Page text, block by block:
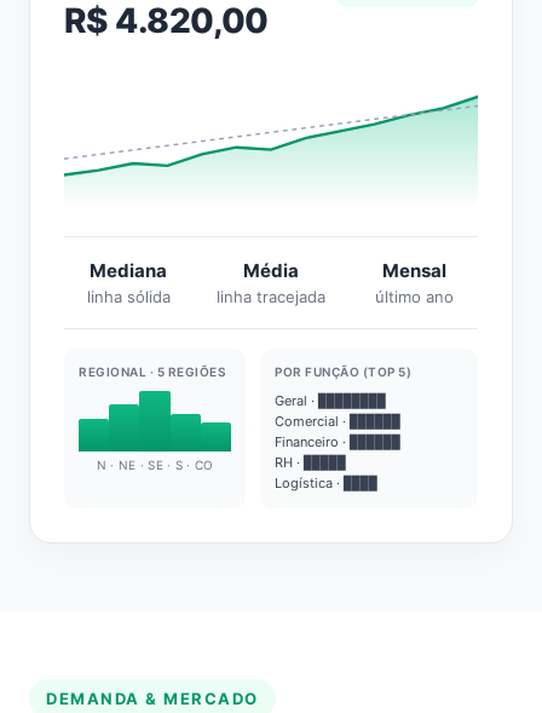
R$ 4.820,00
Mediana
linha sólida
Média
linha tracejada
Mensal
último ano
REGIONAL · 5 REGIÕES
N · NE · SE · S · CO
POR FUNÇÃO (TOP 5)
Geral · ████████
Comercial · ██████
Financeiro · ██████
RH · █████
Logística · ████
DEMANDA & MERCADO